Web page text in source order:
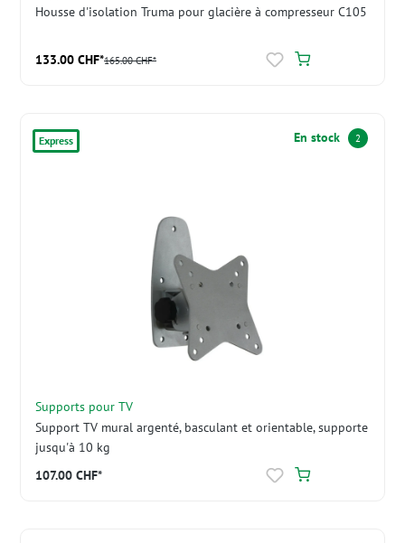
Housse d'isolation Truma pour glacière à compresseur C105
133.00 CHF*165.00 CHF*
Express En stock 2
Supports pour TV
Support TV mural argenté, basculant et orientable, supporte
jusqu'à 10 kg
107.00 CHF*